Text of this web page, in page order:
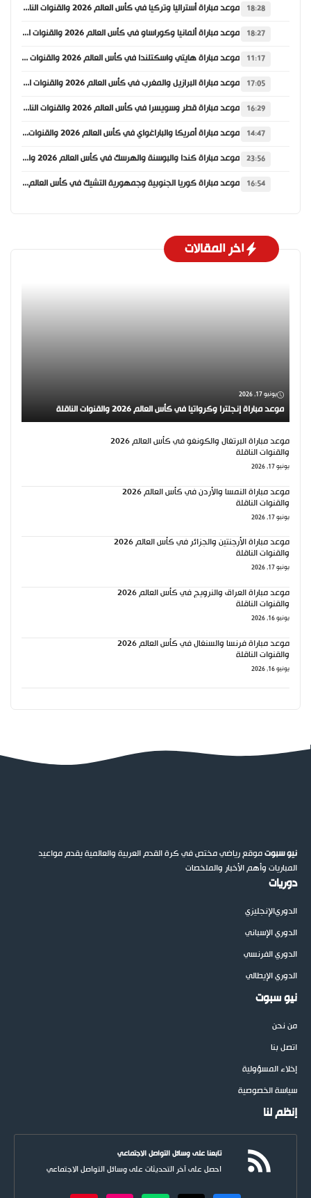
18:28 موعد مباراة أستراليا وتركيا في كأس العالم 2026 والقنوات الناقلة
18:27 موعد مباراة ألمانيا وكوراساو في كأس العالم 2026 والقنوات الناقلة
11:17 موعد مباراة هايتي واسكتلندا في كأس العالم 2026 والقنوات الناقلة
17:05 موعد مباراة البرازيل والمغرب في كأس العالم 2026 والقنوات الناقلة
16:29 موعد مباراة قطر وسويسرا في كأس العالم 2026 والقنوات الناقلة
14:47 موعد مباراة أمريكا والباراغواي في كأس العالم 2026 والقنوات الناقلة
23:56 موعد مباراة كندا والبوسنة والهرسك في كأس العالم 2026 والقنوات الناقلة
16:54 موعد مباراة كوريا الجنوبية وجمهورية التشيك في كأس العالم 2026 والقنوات الناقلة
اخر المقالات
يونيو 17, 2026
موعد مباراة إنجلترا وكرواتيا في كأس العالم 2026 والقنوات الناقلة
موعد مباراة البرتغال والكونغو في كأس العالم 2026
والقنوات الناقلة
يونيو 17, 2026
موعد مباراة النمسا والأردن في كأس العالم 2026
والقنوات الناقلة
يونيو 17, 2026
موعد مباراة الأرجنتين والجزائر في كأس العالم 2026
والقنوات الناقلة
يونيو 17, 2026
موعد مباراة العراق والنرويج في كأس العالم 2026
والقنوات الناقلة
يونيو 16, 2026
موعد مباراة فرنسا والسنغال في كأس العالم 2026
والقنوات الناقلة
يونيو 16, 2026
نيو سبوتموقع رياضي مختص في كرة القدم العربية والعالمية يقدم مواعيد
المباريات وأهم الأخبار والملخصات
دوريات
الدوريالإنجليزي
الدوري الإسباني
الدوري الفرنسي
الدوري الإيطالي
نيو سبوت
من نحن
اتصل بنا
إخلاء المسؤولية
سياسة الخصوصية
إنظم لنا
تابعنا على وسائل التواصل الاجتماعي
احصل على آخر التحديثات على وسائل التواصل الاجتماعي